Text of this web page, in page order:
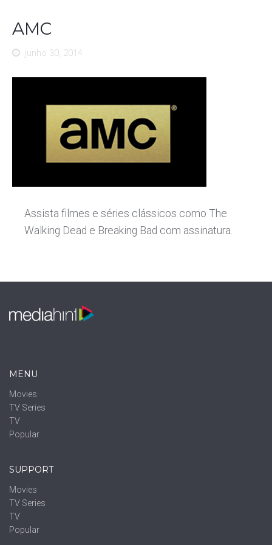
AMC
junho 30, 2014
Assista filmes e séries clássicos como The
Walking Dead e Breaking Bad com assinatura.
MENU
Movies
TV Series
TV
Popular
SUPPORT
Movies
TV Series
TV
Popular